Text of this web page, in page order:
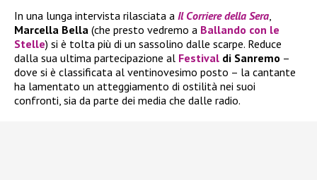
In una lunga intervista rilasciata a Il Corriere della Sera
Marcella Bella (che presto vedremo a Ballando con le
Stelle) si è tolta più di un sassolino dalle scarpe. Reduce
dalla sua ultima partecipazione al Festival di Sanremo –
dove si è classificata al ventinovesimo posto – la cantante
ha lamentato un atteggiamento di ostilità nei suoi
confronti, sia da parte dei media che dalle radio.